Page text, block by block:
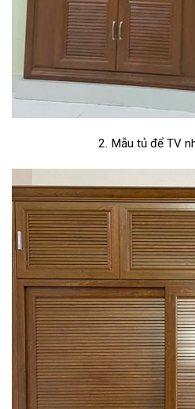
2. Mẫu tủ để TV